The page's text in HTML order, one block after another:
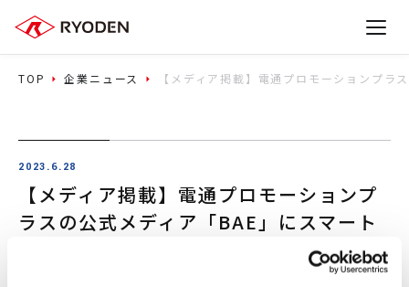
TOP 企業ニュース 【メディア掲載】電通プロモーションプ
2023.6.28
【メディア掲載】電通プロモーションプ
ラスの公式メディア「BAE」にスマート
アグリ事業（株式会社ファームシップ）